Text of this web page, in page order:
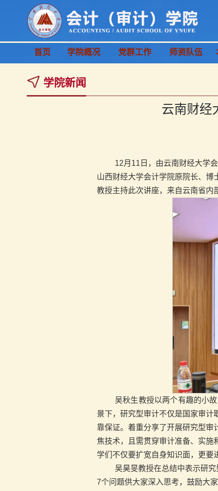
首页 学院概况 党群工作 师资队伍
学院新闻
云南财经
12月11日，由云南财经大学
山西财经大学会计学院原院长、博
教授主持此次讲座，来自云南省内
吴秋生教授以两个有趣的小
景下，研究型审计不仅是国家审
靠保证。着重分享了开展研究型
焦技术，且需贯穿审计准备、实施
学们不仅要扩宽自身知识面，更要
吴昊旻教授在总结中表示研
7个问题供大家深入思考，鼓励大